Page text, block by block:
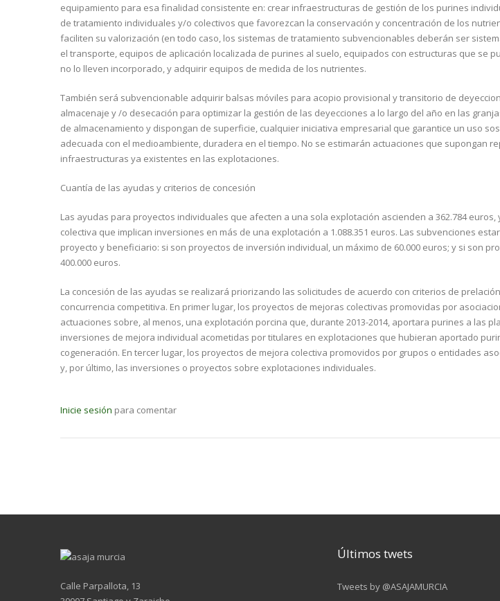
equipamiento para esa finalidad consistente en: crear infraestructuras de gestión de los purines
de tratamiento individuales y/o colectivos que favorezcan la conservación y concentración de los
faciliten su valorización (en todo caso, los sistemas de tratamiento subvencionables deberán ser
el transporte, equipos de aplicación localizada de purines al suelo, equipados con estructuras que se
no lo lleven incorporado, y adquirir equipos de medida de los nutrientes.
También será subvencionable adquirir balsas móviles para acopio provisional y transitorio de
almacenaje y /o desecación para optimizar la gestión de las deyecciones a lo largo del año en las
de almacenamiento y dispongan de superficie, cualquier iniciativa empresarial que garantice un uso
adecuada con el medioambiente, duradera en el tiempo. No se estimarán actuaciones que supongan
infraestructuras ya existentes en las explotaciones.
Cuantía de las ayudas y criterios de concesión
Las ayudas para proyectos individuales que afecten a una sola explotación ascienden a 362.784
colectiva que implican inversiones en más de una explotación a 1.088.351 euros. Las subvenciones
proyecto y beneficiario: si son proyectos de inversión individual, un máximo de 60.000 euros; y si son
400.000 euros.
La concesión de las ayudas se realizará priorizando las solicitudes de acuerdo con criterios de
concurrencia competitiva. En primer lugar, los proyectos de mejoras colectivas promovidas por
actuaciones sobre, al menos, una explotación porcina que, durante 2013-2014, aportara purines a las
inversiones de mejora individual acometidas por titulares en explotaciones que hubieran aportado
cogeneración. En tercer lugar, los proyectos de mejora colectiva promovidos por grupos o entidades
y, por último, las inversiones o proyectos sobre explotaciones individuales.
Inicie sesión para comentar
Calle Parpallota, 13
Últimos twets
Tweets by @ASAJAMURCIA